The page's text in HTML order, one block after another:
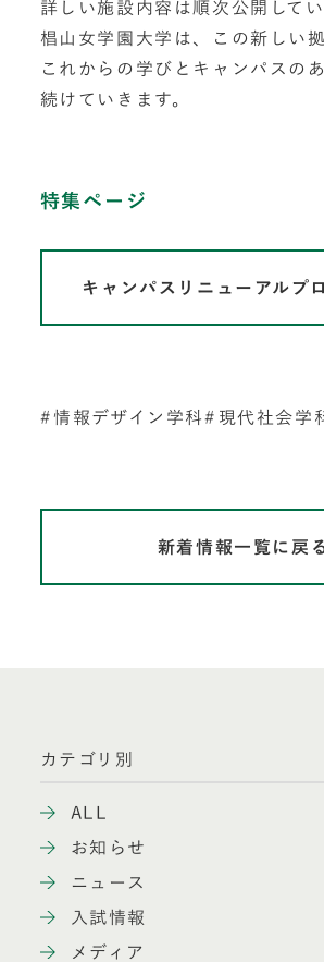
詳しい施設内容は順次公開してい
椙山女学園大学は、この新しい
これからの学びとキャンパスの
続けていきます。
特集ページ
キャンパスリニューアルプ
情報デザイン学科 現代社会学
新着情報一覧に戻
カテゴリ別
ALL
お知らせ
ニュース
入試情報
メディア